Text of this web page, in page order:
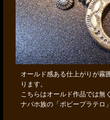
オールド感ある仕上がりが霧
ります。
こちらはオールド作品では無
ナバホ族の「ボビープラテロ